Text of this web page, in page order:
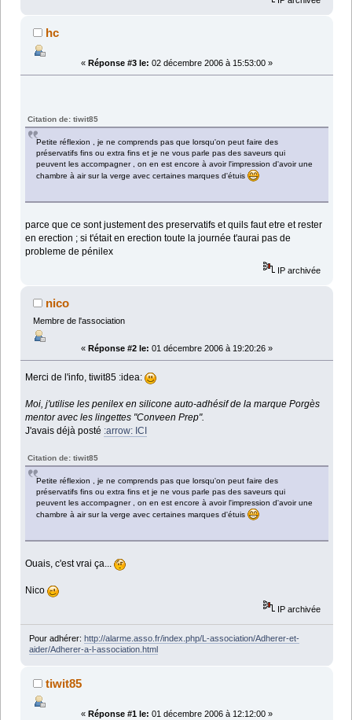
hc
« Réponse #3 le: 02 décembre 2006 à 15:53:00 »
Citation de: tiwit85
Petite réflexion , je ne comprends pas que lorsqu'on peut faire des
préservatifs fins ou extra fins et je ne vous parle pas des saveurs qui
peuvent les accompagner , on en est encore à avoir l'impression d'avoir une
chambre à air sur la verge avec certaines marques d'étuis
parce que ce sont justement des preservatifs et quils faut etre et rester
en erection ; si t'était en erection toute la journée t'aurai pas de
probleme de pénilex
IP archivée
nico
Membre de l'association
« Réponse #2 le: 01 décembre 2006 à 19:20:26 »
Merci de l'info, tiwit85 :idea:
Moi, j'utilise les penilex en silicone auto-adhésif de la marque Porgès
mentor avec les lingettes "Conveen Prep".
J'avais déjà posté :arrow: ICI
Citation de: tiwit85
Petite réflexion , je ne comprends pas que lorsqu'on peut faire des
préservatifs fins ou extra fins et je ne vous parle pas des saveurs qui
peuvent les accompagner , on en est encore à avoir l'impression d'avoir une
chambre à air sur la verge avec certaines marques d'étuis
Ouais, c'est vrai ça...
Nico
IP archivée
Pour adhérer: http://alarme.asso.fr/index.php/L-association/Adherer-et-
aider/Adherer-a-l-association.html
tiwit85
« Réponse #1 le: 01 décembre 2006 à 12:12:00 »